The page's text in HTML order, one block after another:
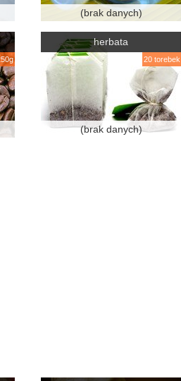
(brak danych)
herbata
20 torebek
(brak danych)